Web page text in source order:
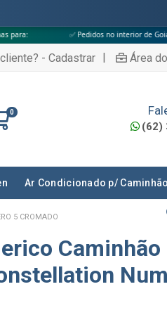
✅ Pedidos no interior de Goiás ✅
- Cadastrar | Área
0
(62)
Ar Condicionado p/ Caminhão
5 CROMADO
Caminhão